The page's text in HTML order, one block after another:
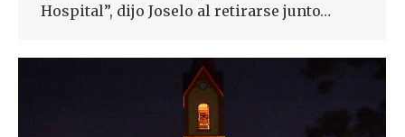
Hospital”, dijo Joselo al retirarse junto…